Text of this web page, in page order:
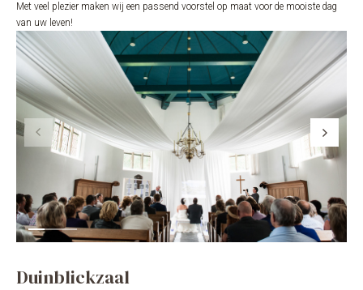
Met veel plezier maken wij een passend voorstel op maat voor de mooiste dag
van uw leven!
Duinblickzaal